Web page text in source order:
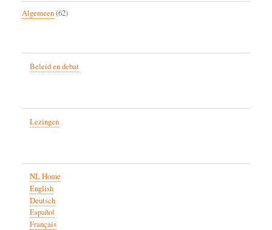
Algemeen(62)
Beleid en debat
Lezingen
NL Home
English
Deutsch
Español
Français